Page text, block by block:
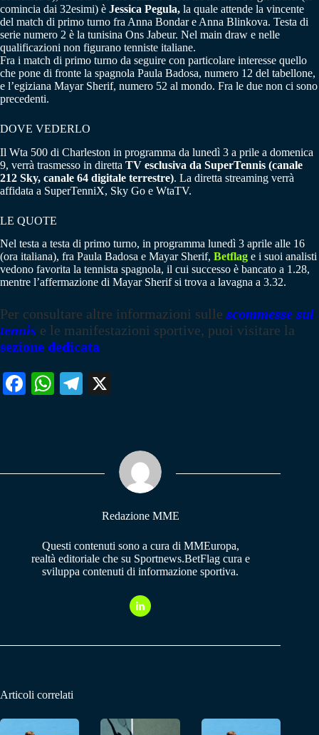
comincia dai 32esimi) è Jessica Pegula, la quale attende la vincente
del match di primo turno fra Anna Bondar e Anna Blinkova. Testa di
serie numero 2 è la tunisina Ons Jabeur. Nel main draw e nelle
qualificazioni non figurano tenniste italiane.
Fra i match di primo turno da seguire con particolare interesse quello
che pone di fronte la spagnola Paula Badosa, numero 12 del tabellone,
e l’egiziana Mayar Sherif, numero 52 al mondo. Fra le due non ci sono
precedenti.
DOVE VEDERLO
Il Wta 500 di Charleston in programma da lunedì 3 a prile a domenica
9, verrà trasmesso in diretta TV esclusiva da SuperTennis (canale
212 Sky, canale 64 digitale terrestre). La diretta streaming verrà
affidata a SuperTenniX, Sky Go e WtaTV.
LE QUOTE
Nel testa a testa di primo turno, in programma lunedì 3 aprile alle 16
(ora italiana), fra Paula Badosa e Mayar Sherif, Betflag e i suoi analisti
vedono favorita la tennista spagnola, il cui successo è bancato a 1.28,
mentre l’affermazione di Mayar Sherif si trova a lavagna a 3.32.
Per consultare altre informazioni sulle scommesse sul
tennis e le manifestazioni sportive, puoi visitare la
sezione dedicata
Fa W
pp
Te
m
Redazione MME
Questi contenuti sono a cura di MMEuropa,
realtà editoriale che su Sportnews.BetFlag cura e
sviluppa contenuti di informazione sportiva.
Articoli correlati